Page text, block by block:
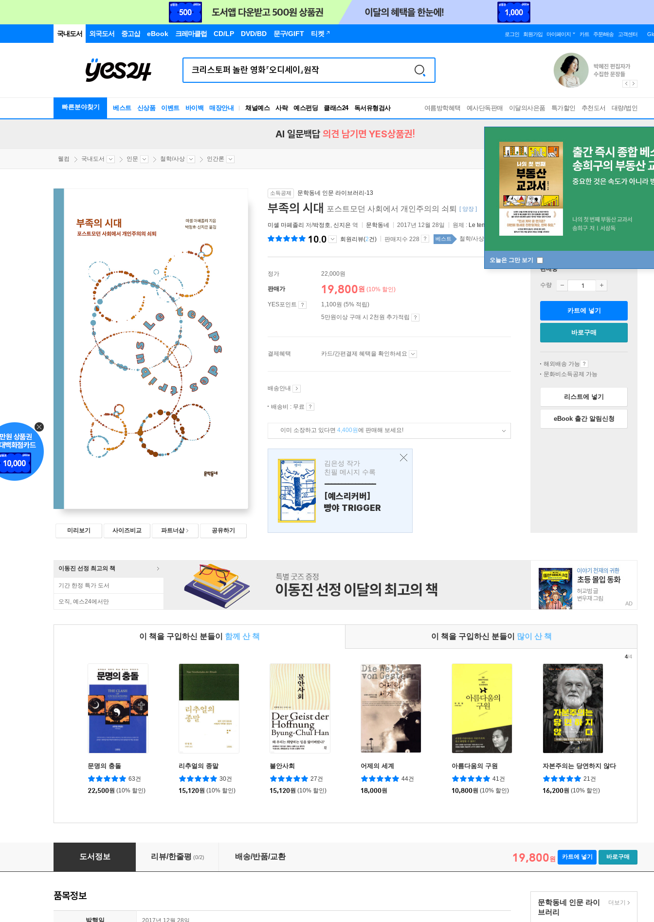
국내도서 외국도서 중고샵 eBook 크레마클럽 CD/LP DVD/BD 문구/GIFT 티켓 로그인 회원가입 마이페이지 카트 주문/배송 고객센터
빠른분야찾기 베스트 신상품 이벤트 바이백 매장안내 채널예스 사락 예스펀딩 클래스24
독서유형검사
RBTI Lab
여름방학혜택 예사단독판매 이달의사은품 특가할인 추천도서 대량/법인
오늘은 그만 보기
AI 일문백답 의견 남기면 YES상품권!
웰컴 국내도서 인문 철학/사상 인간론
미리보기 사이즈비교 파트너샵 공유하기
소득공제 문학동네 인문 라이브러리-13
부족의 시대 포스트모던 사회에서 개인주의의 쇠퇴 [ 양장 ]
미셸 마페졸리 저/박정호, 신지은 역 문학동네 2017년 12월 28일 원제 : Le temps des tribus
10.0 회원리뷰(2건) 판매지수 228 베스트 철학/사상 top20 1주
정가 22,000원
판매가 19,800원 (10% 할인)
YES포인트
1,100원 (5% 적립)
5만원이상 구매 시 2천원 추가적립
결제혜택 카드/간편결제 혜택을 확인하세요
배송안내
배송비 : 무료
이미 소장하고 있다면 4,400원에 판매해 보세요!
김은성 작가
친필 메시지 수록
---------------
[예스리커버]
빵야 TRIGGER
판매중
수량
카트에 넣기
바로구매
해외배송 가능
문화비소득공제 가능
리스트에 넣기
eBook 출간 알림신청
이동진 선정 최고의 책
기간 한정 특가 도서
오직, 예스24에서만 AD
이 책을 구입하신 분들이 함께 산 책 이 책을 구입하신 분들이 많이 산 책
문명의 충돌
63건
22,500원 (10% 할인)
리추얼의 종말
30건
15,120원 (10% 할인)
불안사회
27건
15,120원 (10% 할인)
어제의 세계
44건
18,000원
아름다움의 구원
41건
10,800원 (10% 할인)
자본주의는 당연하지 않다
21건
16,200원 (10% 할인)
4/4
부족의 시대
도서정보 리뷰/한줄평 (0/2) 배송/반품/교환 19,800원 카트에 넣기 바로구매
문학동네 인문 라이
브러리
더보기
품목정보
발행일 2017년 12월 28일